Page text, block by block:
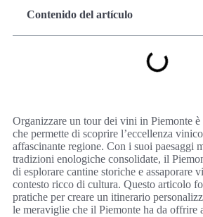
Contenido del artículo
Organizzare un tour dei vini in Piemonte è
che permette di scoprire l’eccellenza
affascinante regione. Con i suoi paesaggi
tradizioni enologiche consolidate, il
di esplorare cantine storiche e assaporare
contesto ricco di cultura. Questo articolo
pratiche per creare un itinerario
le meraviglie che il Piemonte ha da offrire